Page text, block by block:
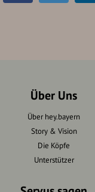
Über Uns
Über hey.bayern
Story & Vision
Die Köpfe
Unterstützer